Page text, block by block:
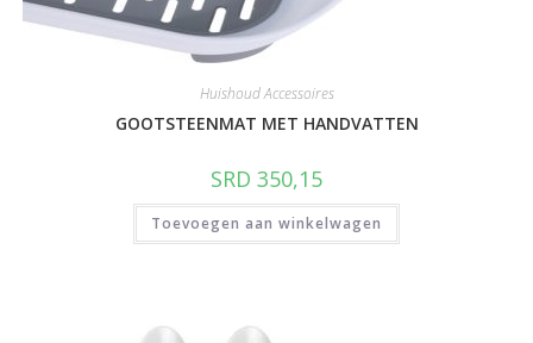
Huishoud Accessoires
GOOTSTEENMAT MET HANDVATTEN
SRD 350,15
Toevoegen aan winkelwagen